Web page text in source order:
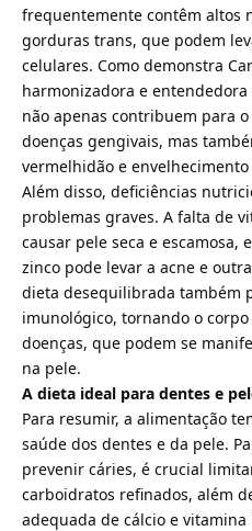
frequentemente contêm altos
gorduras trans, que podem
celulares. Como demonstra
harmonizadora e
não apenas contribuem para
doenças gengivais, mas
vermelhidão e
Além disso, deficiências
problemas graves. A falta de
causar pele seca e escamosa,
zinco pode levar a acne e
dieta desequilibrada também
imunológico, tornando o
doenças, que podem se
na pele.
A dieta ideal para dentes e
Para resumir, a alimentação
saúde dos dentes e da pele.
prevenir cáries, é crucial
carboidratos refinados, além
adequada de cálcio e